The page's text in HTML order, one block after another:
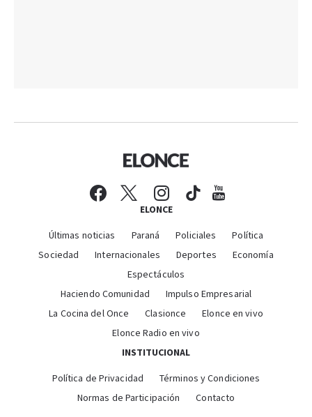
ELONCE
Últimas noticias Paraná Policiales
Política
Sociedad
Internacionales Deportes
Economía
Espectáculos
Haciendo Comunidad
Impulso Empresarial
La Cocina del Once
Clasionce
Elonce en vivo
Elonce Radio en vivo
INSTITUCIONAL
Política de Privacidad
Términos y Condiciones
Normas de Participación
Contacto